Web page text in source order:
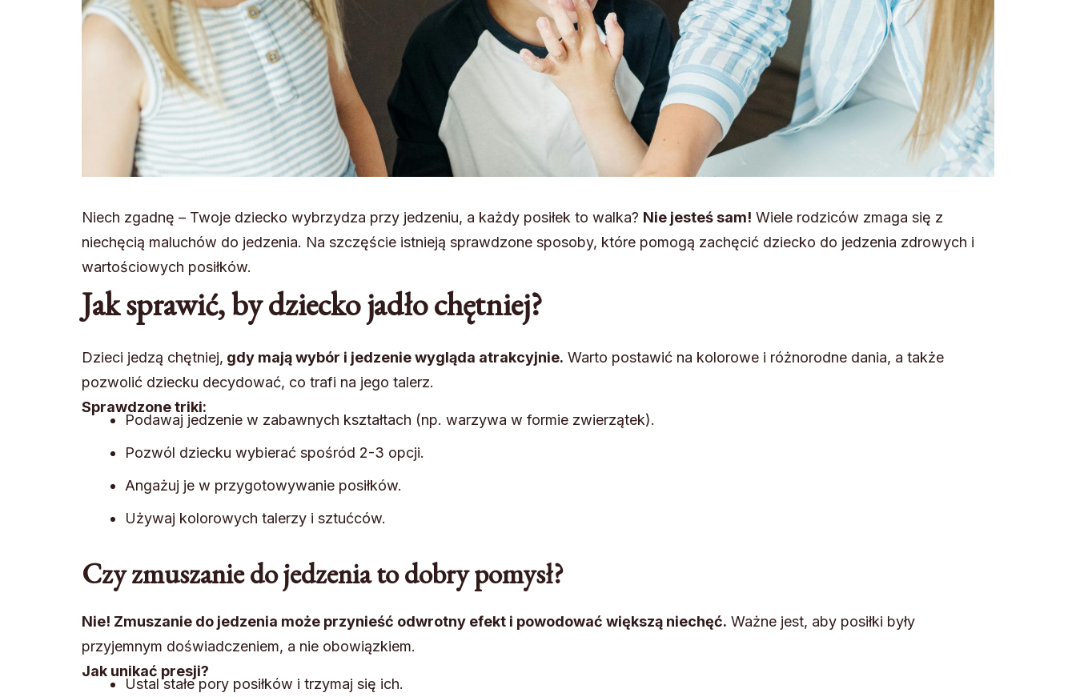
Niech zgadnę – Twoje dziecko wybrzydza przy jedzeniu, a każdy posiłek to walka? Nie jesteś sam! Wiele rodziców zmaga się z
niechęcią maluchów do jedzenia. Na szczęście istnieją sprawdzone sposoby, które pomogą zachęcić dziecko do jedzenia zdrowych i
wartościowych posiłków.
Jak sprawić, by dziecko jadło chętniej?
Dzieci jedzą chętniej, gdy mają wybór i jedzenie wygląda atrakcyjnie. Warto postawić na kolorowe i różnorodne dania, a także
pozwolić dziecku decydować, co trafi na jego talerz.
Sprawdzone triki:
Podawaj jedzenie w zabawnych kształtach (np. warzywa w formie zwierzątek).
Pozwól dziecku wybierać spośród 2-3 opcji.
Angażuj je w przygotowywanie posiłków.
Używaj kolorowych talerzy i sztućców.
Czy zmuszanie do jedzenia to dobry pomysł?
Nie! Zmuszanie do jedzenia może przynieść odwrotny efekt i powodować większą niechęć. Ważne jest, aby posiłki były
przyjemnym doświadczeniem, a nie obowiązkiem.
Jak unikać presji?
Ustal stałe pory posiłków i trzymaj się ich.